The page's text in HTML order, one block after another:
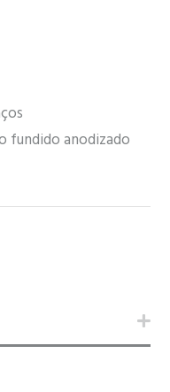
fundido anodizado